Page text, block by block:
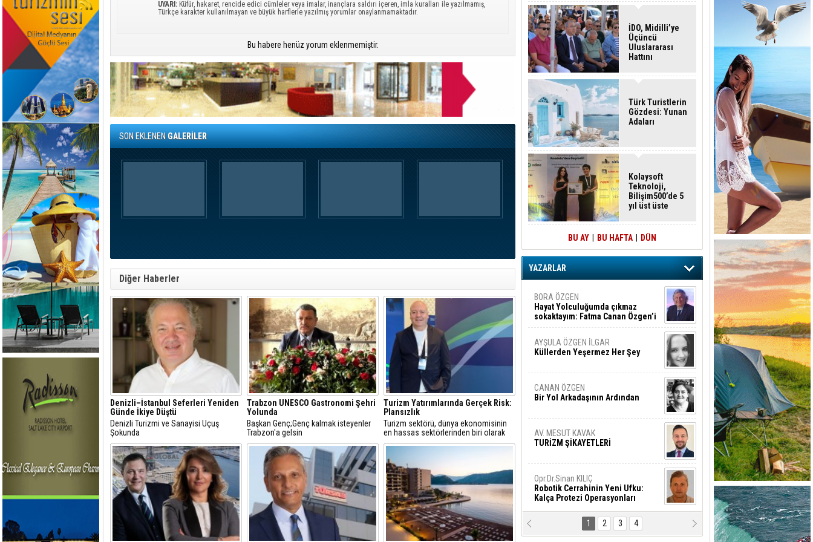
UYARI: Küfür, hakaret, rencide edici cümleler veya imalar, inançlara saldırı içeren, imla kuralları ile yazılmamış,
Türkçe karakter kullanılmayan ve büyük harflerle yazılmış yorumlar onaylanmamaktadır.
Bu habere henüz yorum eklenmemiştir.
SON EKLENENGALERİLER
Diğer Haberler
Denizli–İstanbul Seferleri Yeniden
Günde İkiye Düştü
Denizli Turizmi ve Sanayisi Uçuş
Şokunda
Trabzon UNESCO Gastronomi Şehri
Yolunda
Başkan Genç;Genç kalmak isteyenler
Trabzon'a gelsin
Turizm Yatırımlarında Gerçek Risk:
Plansızlık
Turizm sektörü, dünya ekonomisinin
en hassas sektörlerinden biri olarak
görülür
İDO, Midilli’ye
Üçüncü
Uluslararası
Hattını
Türk Turistlerin
Gözdesi: Yunan
Adaları
Kolaysoft
Teknoloji,
Bilişim500’de 5
yıl üst üste
BU AY BU HAFTA DÜN
YAZARLAR
BORA ÖZGEN
Hayat Yolculuğumda çıkmaz
sokaktayım: Fatma Canan Özgen’i
Anıyorum
AYŞULA ÖZGEN İLGAR
Küllerden Yeşermez Her Şey
CANAN ÖZGEN
Bir Yol Arkadaşının Ardından
AV. MESUT KAVAK
TURİZM ŞİKAYETLERİ
Opr.Dr.Sinan KILIÇ
Robotik Cerrahinin Yeni Ufku:
Kalça Protezi Operasyonları
RAMAZAN BAŞAN
Artık Şaşırmayacağız
1 2 3 4